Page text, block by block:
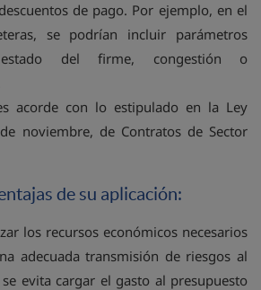
de pago. Por ejemplo, en el
se podrían incluir parámetros
del firme, congestión o
acorde con lo estipulado en la Ley
noviembre, de Contratos de Sector
de su aplicación:
los recursos económicos necesarios
adecuada transmisión de riesgos al
evita cargar el gasto al presupuesto